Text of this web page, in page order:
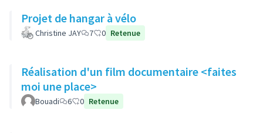
Projet de hangar à vélo
Christine JAY 7 0 Retenue
Réalisation d'un film documentaire <faites
moi une place>
Bouadi 6 0 Retenue